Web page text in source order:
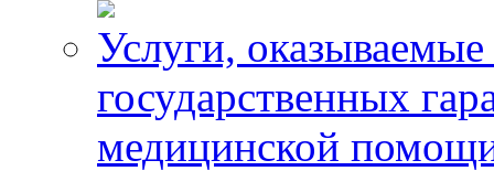
Услуги,
государственных
медицинской